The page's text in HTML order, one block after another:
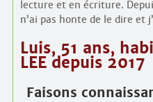
lecture et en écriture.
n’ai pas honte de le dire et
Luis, 51 ans,
LEE depuis 2017
Faisons